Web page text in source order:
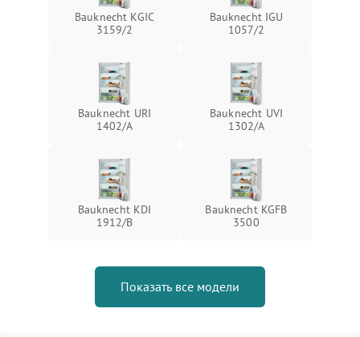
Bauknecht KGIC
3159/2
Bauknecht IGU
1057/2
Bauknecht URI
1402/A
Bauknecht UVI
1302/A
Bauknecht KDI
1912/B
Bauknecht KGFB
3500
Показать все модели